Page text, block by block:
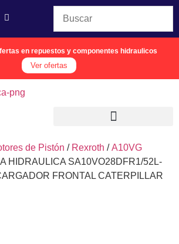
en repuestos y componentes hidraulicos
Ver ofertas
de Pistón / Rexroth /A10VG
HIDRAULICA SA10VO28DFR1/52L-
FRONTAL CATERPILLAR